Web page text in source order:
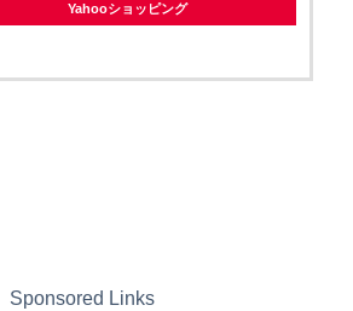
Yahooショッピング
Sponsored Links